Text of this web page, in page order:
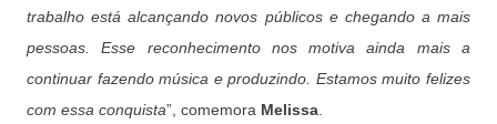
trabalho está alcançando novos públicos e chegando a mais
pessoas. Esse reconhecimento nos motiva ainda mais a
continuar fazendo música e produzindo. Estamos muito felizes
com essa conquista”, comemora Melissa